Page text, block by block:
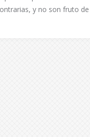
y no son fruto